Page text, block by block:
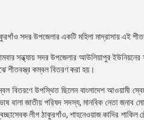
সদর উপজেলার একটি মহিলা মাদ্রাসায় এই
সন্ধ্যায় সদর উপজেলার আউলিয়াপুর ইউনিয়নের
শীতবস্ত্র কম্বল বিতরণ করা হয়।
বিতরণে উপস্থিত ছিলেন বাংলাদেশ আওয়ামী
বালা জাতীয় পরিষদ সদস্য, মানবিক নেতা জনাব
লীগ ঠাকুরগাঁও, শাহনেওয়াজ কাদির